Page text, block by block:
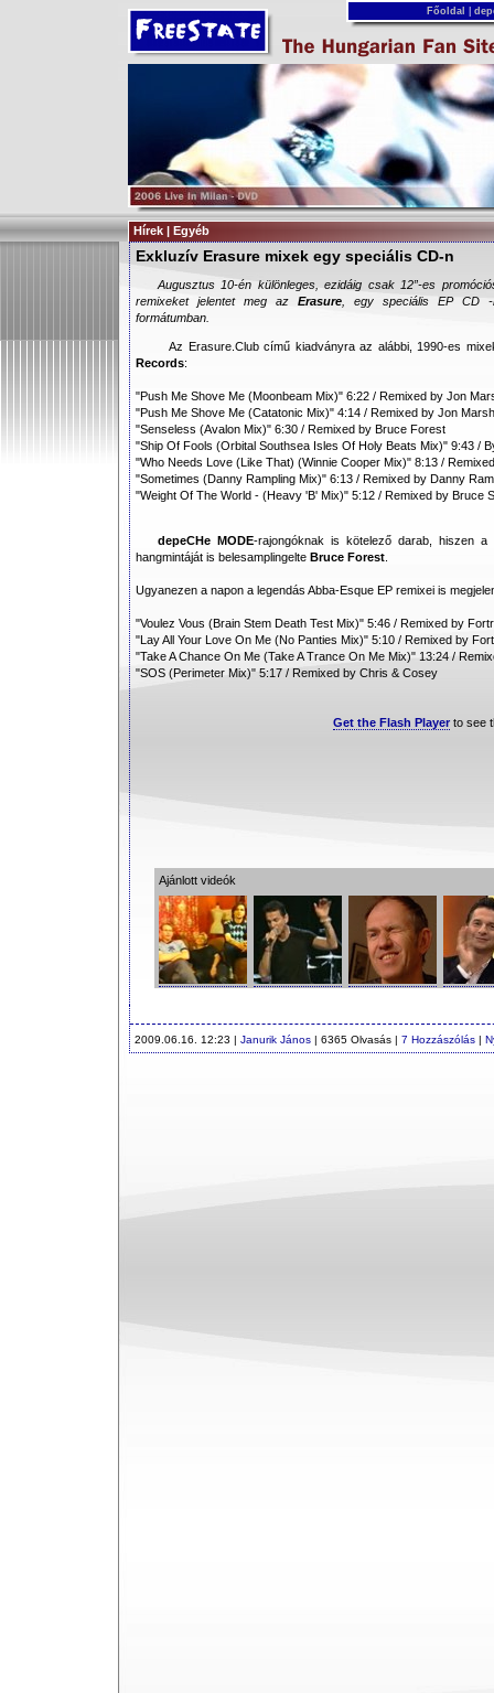
Főoldal
Hírek | Egyéb
Exkluzív Erasure mixek egy speciális CD-n
Augusztus 10-én különleges, ezidáig csak 12”-es
remixeket jelentet meg az Erasure , egy speciális EP CD -
formátumban.
Az Erasure.Club című kiadványra az alábbi, 1990-es
Records:
"Push Me Shove Me (Moonbeam Mix)" 6:22 / Remixed by Jon
"Push Me Shove Me (Catatonic Mix)" 4:14 / Remixed by Jon Marsh
"Senseless (Avalon Mix)" 6:30 / Remixed by Bruce Forest
"Ship Of Fools (Orbital Southsea Isles Of Holy Beats Mix)" 9:43 /
"Who Needs Love (Like That) (Winnie Cooper Mix)" 8:13 /
"Sometimes (Danny Rampling Mix)" 6:13 / Remixed by Danny
"Weight Of The World - (Heavy 'B' Mix)" 5:12 / Remixed by Bruce
depeCHe MODE-rajongóknak is kötelező darab, hiszen a
hangmintáját is belesamplingelte Bruce Forest
Ugyanezen a napon a legendás Abba-Esque EP remixei is
"Voulez Vous (Brain Stem Death Test Mix)" 5:46 / Remixed by
"Lay All Your Love On Me (No Panties Mix)" 5:10 / Remixed by
"Take A Chance On Me (Take A Trance On Me Mix)" 13:24 /
"SOS (Perimeter Mix)" 5:17 / Remixed by Chris & Cosey
Get the Flash Playerto see
Ajánlott videók
2009.06.16. 12:23 | Janurik János | 6365 Olvasás | 7 Hozzászólás |